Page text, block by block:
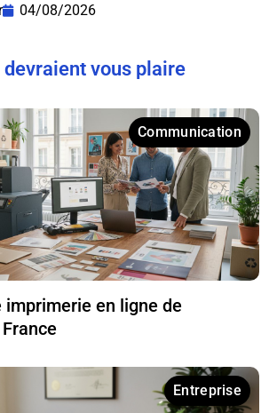
04/08/2026
vous plaire
Communication
imprimerie en ligne de
Entreprise